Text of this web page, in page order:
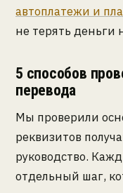
автоплатежи и
не терять деньги
5 способов
перевода
Мы проверили
реквизитов
руководство.
отдельный шаг,